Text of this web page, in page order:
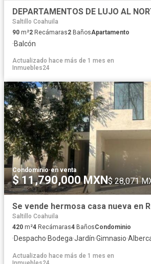
Saltillo Coahuila
90 m²2 Recámaras2 BañosApartamento
·Balcón
Actualizado hace más de 1 mes en
Inmuebles24
Condominio·en venta
$ 11,790,000 MXN$ 28,071
Saltillo Coahuila
420 m²4 Recámaras4 BañosCondominio
·Despacho·Bodega·Jardín·Gimnasio·
Actualizado hace más de 1 mes en